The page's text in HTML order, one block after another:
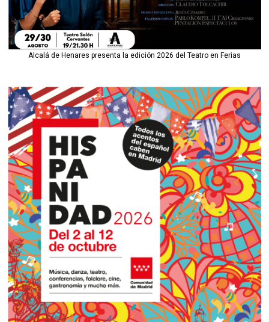
Alcalá de Henares presenta la edición 2026 del Teatro en Ferias